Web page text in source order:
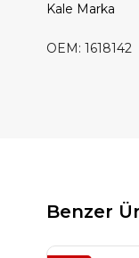
Kale Marka
OEM: 1618142
Benzer